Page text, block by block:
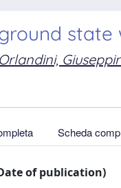
Orlandini,
Scheda
of publication)